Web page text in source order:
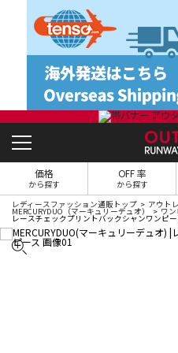
価格
から探す
OFF 率
から探す
レディースファッション通販トップ アウト
MERCURYDUO（マーキュリーデュオ） ワ
レースチェックプリントバックシャンワンピ